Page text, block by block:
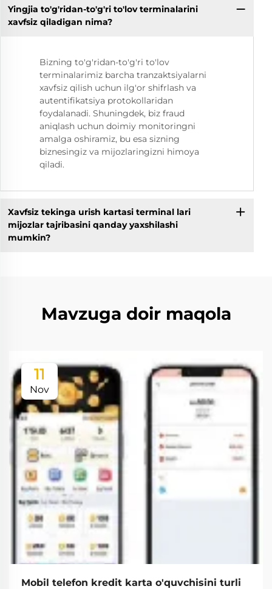
Yingjia to'g'ridan-to'g'ri to'lov terminalarini
xavfsiz qiladigan nima?
Bizning to'g'ridan-to'g'ri to'lov
terminalarimiz barcha tranzaktsiyalarni
xavfsiz qilish uchun ilg'or shifrlash va
autentifikatsiya protokollaridan
foydalanadi. Shuningdek, biz fraud
aniqlash uchun doimiy monitoringni
amalga oshiramiz, bu esa sizning
biznesingiz va mijozlaringizni himoya
qiladi.
Xavfsiz tekinga urish kartasi terminal lari
mijozlar tajribasini qanday yaxshilashi
mumkin?
Mavzuga doir maqola
11
Nov
Mobil telefon kredit karta o'quvchisini turli